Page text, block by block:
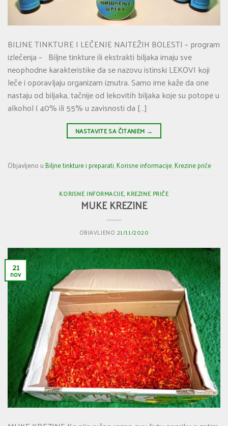
BILJNE TINKTURE I LEČENJE NAJTEŽIH BOLESTI – program
izlečenja – Biljne tinkture ili ekstrakti biljaka imaju sve
neophodne karakteristike da se nazovu istinski LEKOVI koji
leče i oporavljaju organizam iznutra. Samo ime kaže da one
nastaju od biljaka, tačnije od lekovitih biljaka koje su potope u
alkohol ( 40% ili 55% u zavisnosti da […]
NASTAVITE SA ČITANJEM →
Objavljeno uBiljne tinkture i preparati,Korisne informacije,Krezine priče
KORISNE INFORMACIJE, KREZINE PRIČE
MUKE KREZINE
OBJAVLJENO 21/11/2020
21
nov